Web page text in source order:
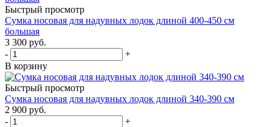
Быстрый просмотр
Сумка носовая для надувных лодок длиной 400-450 см
большая
3 300 руб.
-
+
В корзину
Быстрый просмотр
Сумка носовая для надувных лодок длиной 340-390 см
2 900 руб.
-
+